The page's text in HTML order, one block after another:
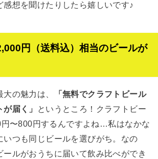
感想を聞けたりしたら嬉しいです♪
円（送料込）相当のビールが
の魅力は、
「無料でクラフトビール
届く」
というところ！クラフトビー
〜800円するんですよね…私はなかな
いつも同じビールを選びがち。なの
ールがおうちに届いて飲み比べができ